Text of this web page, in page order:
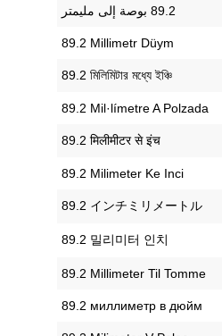
‎89.2 Millimetr Düym
‎89.2 মিলিমিটার মধ্যে ইঞ্চি
‎89.2 Mil·límetre A Polzada
‎89.2 मिलीमीटर से इंच
‎89.2 Milimeter Ke Inci
‎89.2 インチミリメートル
‎89.2 밀리미터 인치
‎89.2 Millimeter Til Tomme
‎89.2 миллиметр в дюйм